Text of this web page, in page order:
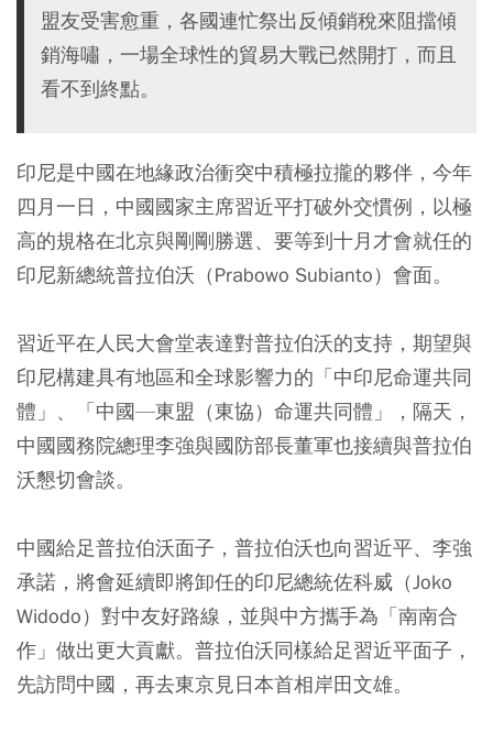
盟友受害愈重，各國連忙祭出反傾銷稅來阻擋傾
銷海嘯，一場全球性的貿易大戰已然開打，而且
看不到終點。
印尼是中國在地緣政治衝突中積極拉攏的夥伴，今年
四月一日，中國國家主席習近平打破外交慣例，以極
高的規格在北京與剛剛勝選、要等到十月才會就任的
印尼新總統普拉伯沃（Prabowo Subianto）會面。
習近平在人民大會堂表達對普拉伯沃的支持，期望與
印尼構建具有地區和全球影響力的「中印尼命運共同
體」、「中國—東盟（東協）命運共同體」，隔天，
中國國務院總理李強與國防部長董軍也接續與普拉伯
沃懇切會談。
中國給足普拉伯沃面子，普拉伯沃也向習近平、李強
承諾，將會延續即將卸任的印尼總統佐科威（Joko
Widodo）對中友好路線，並與中方攜手為「南南合
作」做出更大貢獻。普拉伯沃同樣給足習近平面子，
先訪問中國，再去東京見日本首相岸田文雄。